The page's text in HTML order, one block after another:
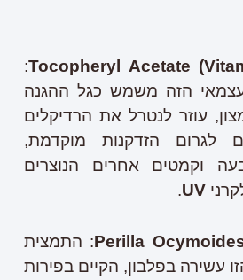
Tocopheryl Acetate
:
הזה משמש כגל ההגנה
עוזר לנטרל את הרדיקלים
לגרום הזדקנות מוקדמת,
וקמטים אחרים הנוצרים
UV
.
Perilla: התמצית
עשירה בפלבון, הקיים בפירות